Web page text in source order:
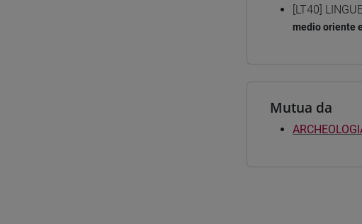
[LT40]
medio oriente
Mutua da